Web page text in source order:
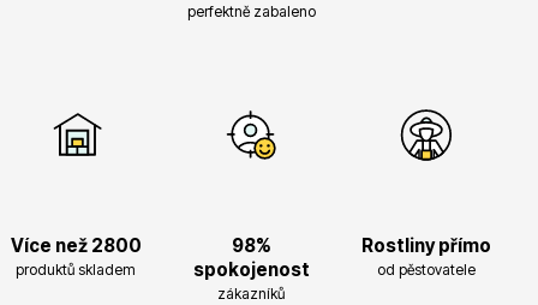
Růže KORDES
perfektně zabaleno
Více než 2800
produktů skladem
98%
spokojenost
zákazníků
Rostliny přímo
od pěstovatele